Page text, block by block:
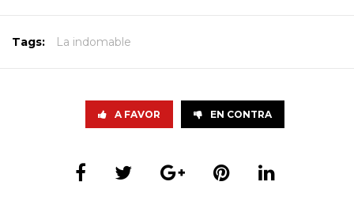
Tags: La indomable
A FAVOR EN CONTRA